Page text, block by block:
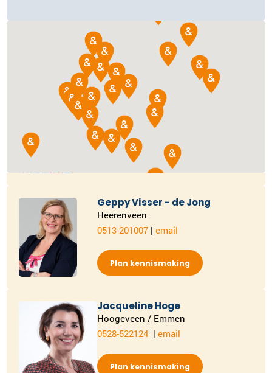
|email
Plan kennismaking
Ria van Vliet
Delft
015-2024878
|email
Plan kennismaking
Geppy Visser - de Jong
Heerenveen
0513-201007| email
Plan kennismaking
Jacqueline Hoge
Hoogeveen / Emmen
0528-522124 | email
Plan kennismaking